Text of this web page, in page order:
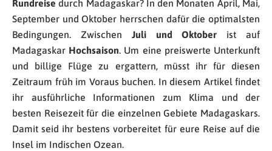
Rundreise durch Madagaskar? In den Monaten April, Mai,
September und Oktober herrschen dafür die optimalsten
Bedingungen. Zwischen Juli und Oktober ist auf
Madagaskar Hochsaison. Um eine preiswerte Unterkunft
und billige Flüge zu ergattern, müsst ihr für diesen
Zeitraum früh im Voraus buchen. In diesem Artikel findet
ihr ausführliche Informationen zum Klima und der
besten Reisezeit für die einzelnen Gebiete Madagaskars.
Damit seid ihr bestens vorbereitet für eure Reise auf die
Insel im Indischen Ozean.